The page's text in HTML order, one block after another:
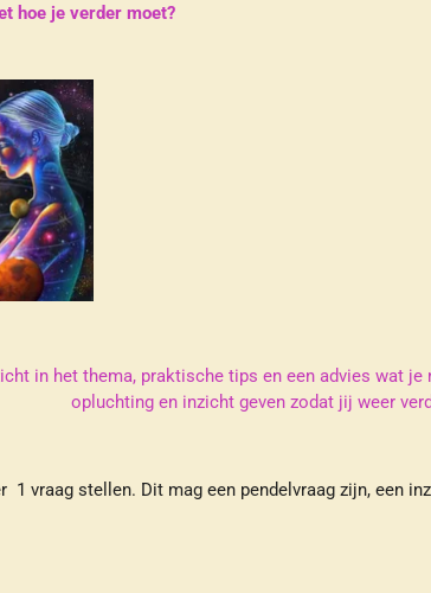
hoe je verder moet?
in het thema, praktische tips en een advies wat je
opluchting en inzicht geven zodat jij weer
vraag stellen. Dit mag een pendelvraag zijn, een